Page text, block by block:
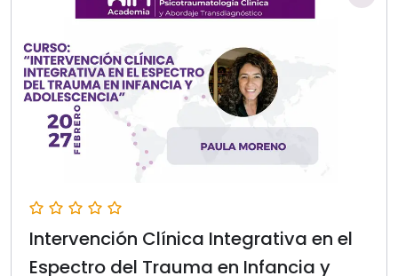
Intervención Clínica Integrativa en el
Espectro del Trauma en Infancia y